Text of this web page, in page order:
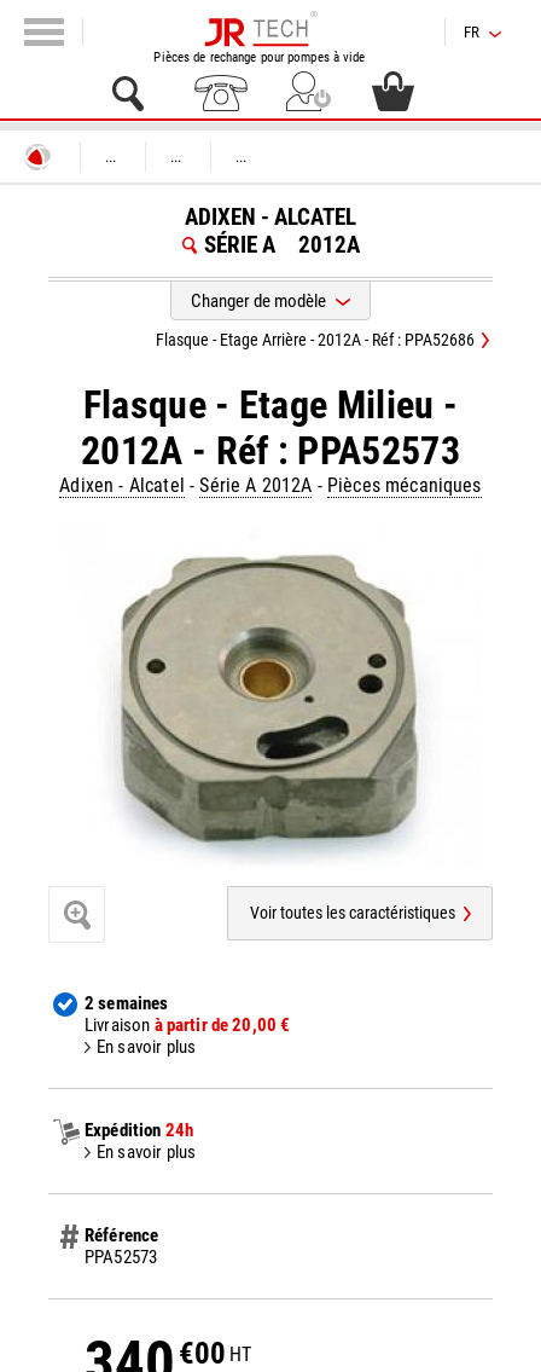
Pièces de rechange pour pompes à vide
FR
... ... ...
ADIXEN - ALCATEL
SÉRIE A
2012A
Changer de modèle
Flasque - Etage Milieu -
2012A - Réf : PPA52573
Adixen - Alcatel -Série A 2012A - Pièces mécaniques
Flasque - Etage Arrière - 2012A - Réf : PPA52686
Voir toutes les caractéristiques
2 semaines
Livraison à partir de 20,00 €
En savoir plus
Expédition 24h
En savoir plus
Référence
PPA52573
€00 HT